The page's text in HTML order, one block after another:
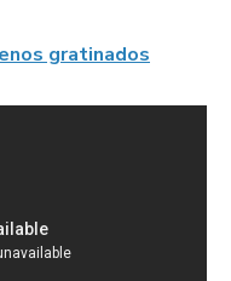
gratinados